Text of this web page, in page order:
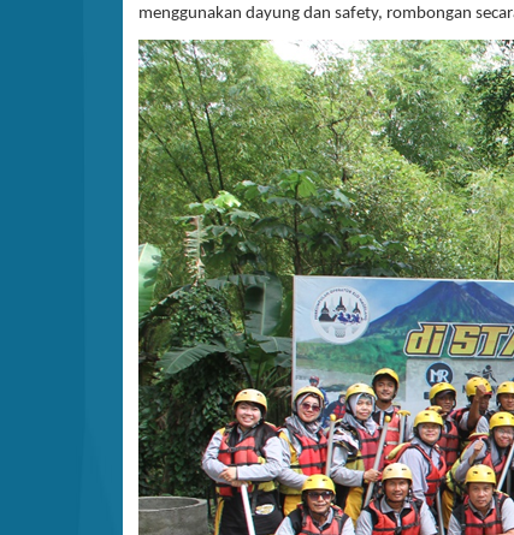
menggunakan dayung dan safety, rombongan